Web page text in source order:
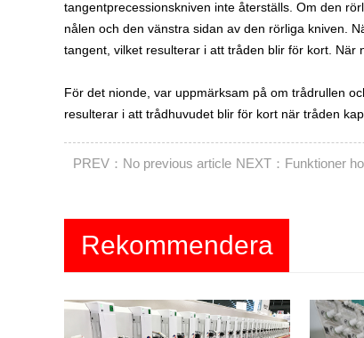
tangentprecessionskniven inte återställs. Om den
nålen och den vänstra sidan av den rörliga kniven.
tangent, vilket resulterar i att tråden blir för kort. När
För det nionde, var uppmärksam på om trådrullen
resulterar i att trådhuvudet blir för kort när tråden
PREV：No previous article NEXT：Funktioner
Rekommendera
produkter